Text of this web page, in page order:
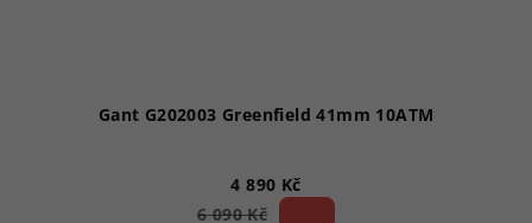
Gant G202003 Greenfield 41mm 10ATM
4 890 Kč
6 090 Kč